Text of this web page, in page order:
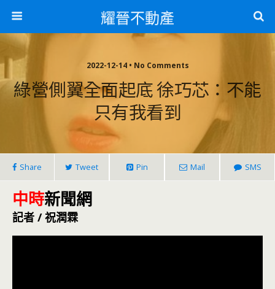
耀晉不動產
2022-12-14 • No Comments
綠營側翼全面起底 徐巧芯：不能
只有我看到
Share Tweet Pin Mail SMS
中時新聞網
記者 / 祝潤霖